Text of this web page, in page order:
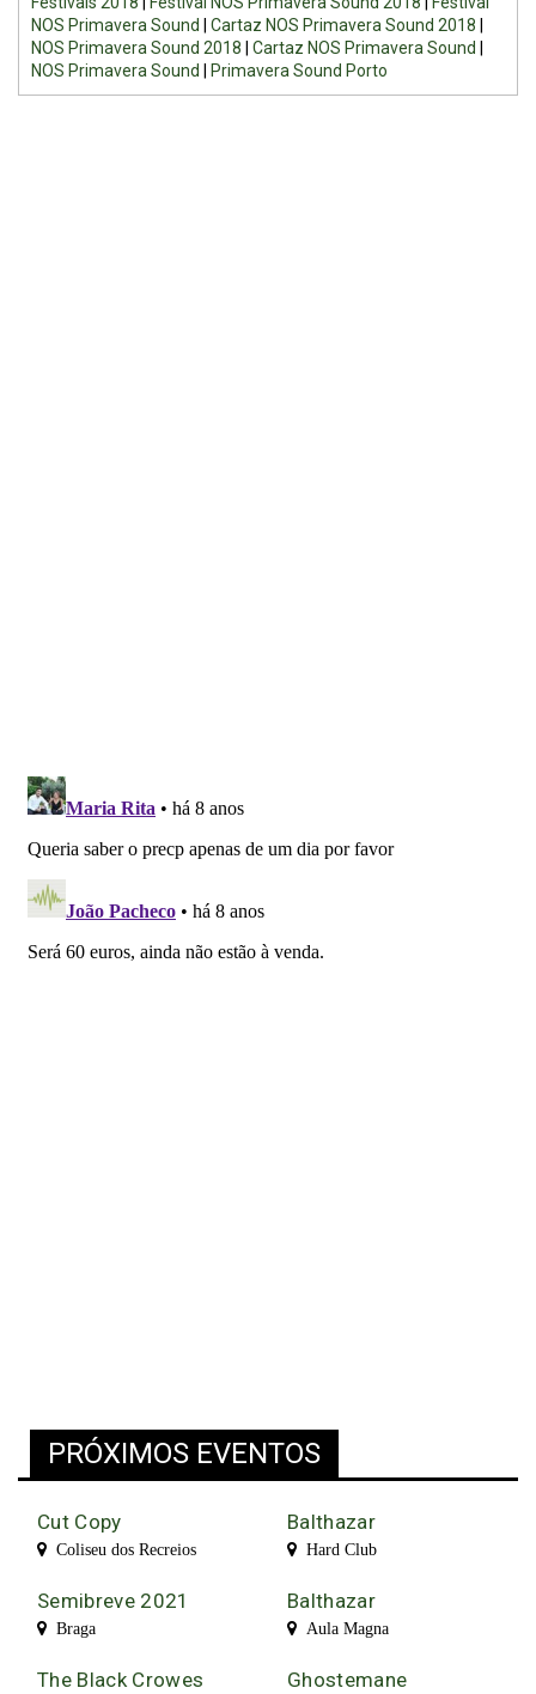
NOS Primavera Sound
Cartaz NOS Primavera Sound 2018
NOS Primavera Sound 2018
Cartaz NOS Primavera Sound
NOS Primavera Sound
Primavera Sound Porto
PRÓXIMOS EVENTOS
Cut Copy
Coliseu dos Recreios
Balthazar
Hard Club
Semibreve 2021
Braga
Balthazar
Aula Magna
The Black Crowes Ghostemane